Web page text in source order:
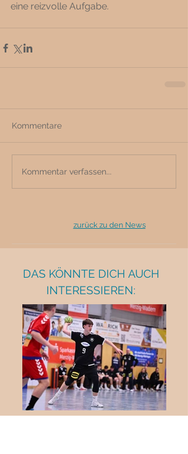
eine reizvolle Aufgabe.
Kommentare
Kommentar verfassen...
zurück zu den News
DAS KÖNNTE DICH AUCH
INTERESSIEREN: